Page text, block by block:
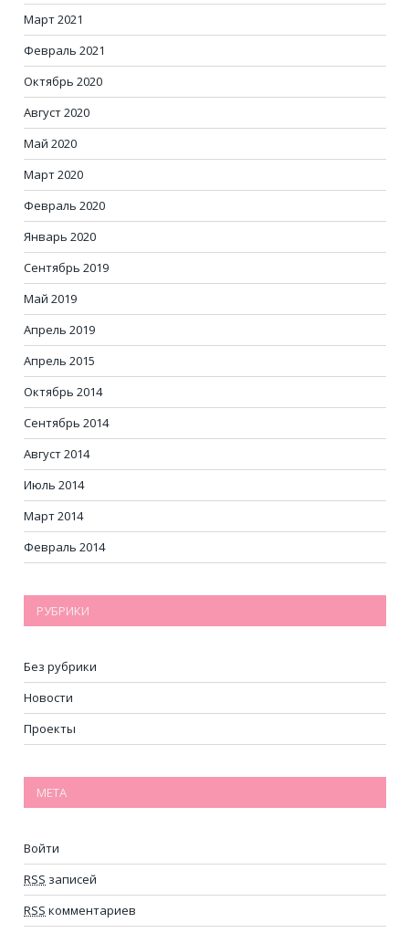
Март 2021
Февраль 2021
Октябрь 2020
Август 2020
Май 2020
Март 2020
Февраль 2020
Январь 2020
Сентябрь 2019
Май 2019
Апрель 2019
Апрель 2015
Октябрь 2014
Сентябрь 2014
Август 2014
Июль 2014
Март 2014
Февраль 2014
РУБРИКИ
Без рубрики
Новости
Проекты
МЕТА
Войти
RSS записей
RSS комментариев